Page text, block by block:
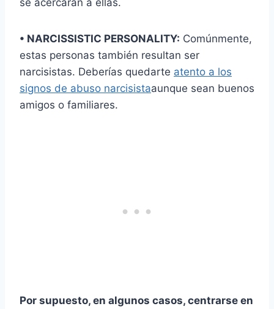
se acercaran a ellas.
• NARCISSISTIC PERSONALITY: Comúnmente,
estas personas también resultan ser
narcisistas. Deberías quedarte atento a los
signos de abuso narcisistaaunque sean buenos
amigos o familiares.
Por supuesto, en algunos casos, centrarse en